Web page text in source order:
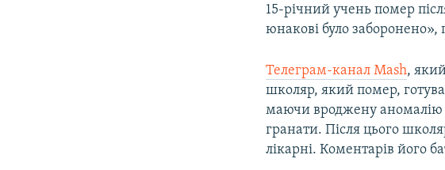
15-річний учень помер
юнакові було заборонено»,
Телеграм-канал Mash,
школяр, який помер,
маючи вроджену аномалію
гранати. Після цього
лікарні. Коментарів його